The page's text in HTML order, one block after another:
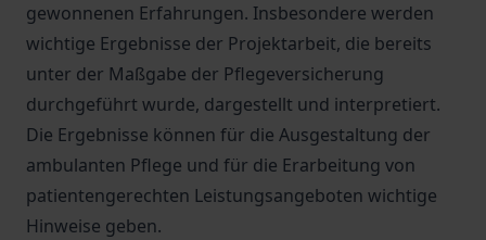
gewonnenen Erfahrungen. Insbesondere werden
wichtige Ergebnisse der Projektarbeit, die bereits
unter der Maßgabe der Pflegeversicherung
durchgeführt wurde, dargestellt und interpretiert.
Die Ergebnisse können für die Ausgestaltung der
ambulanten Pflege und für die Erarbeitung von
patientengerechten Leistungsangeboten wichtige
Hinweise geben.